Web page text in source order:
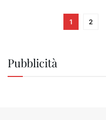
1 2
Pubblicità